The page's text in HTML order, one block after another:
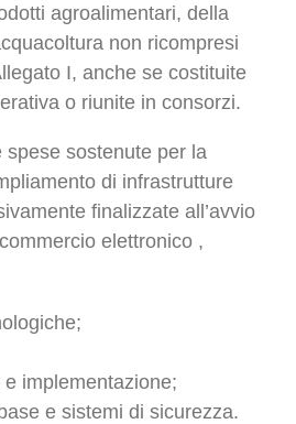
agroalimentari, della
non ricompresi
I, anche se costituite
o riunite in consorzi.
spese sostenute per la
di infrastrutture
finalizzate all’avvio
elettronico ,
implementazione;
e sistemi di sicurezza.